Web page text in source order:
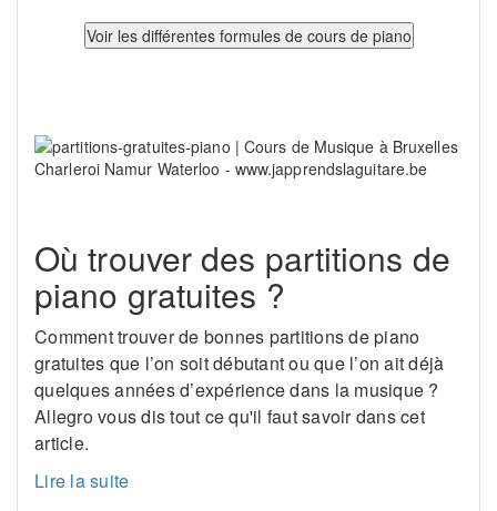
Où trouver des partitions de
piano gratuites ?
Comment trouver de bonnes partitions de piano
gratuites que l’on soit débutant ou que l’on ait déjà
quelques années d’expérience dans la musique ?
Allegro vous dis tout ce qu'il faut savoir dans cet
article.
Lire la suite